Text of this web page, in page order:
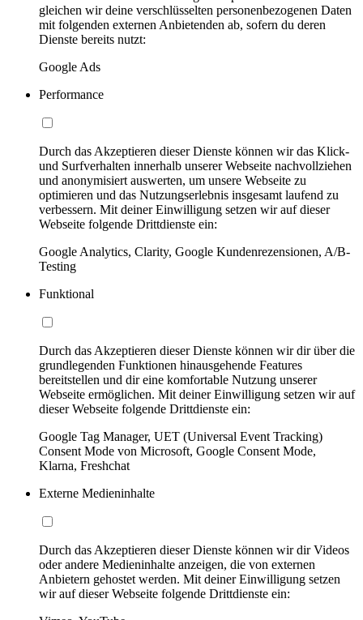
gleichen wir deine verschlüsselten personenbezogenen Daten
mit folgenden externen Anbietenden ab, sofern du deren
Dienste bereits nutzt:
Google Ads
Performance
Durch das Akzeptieren dieser Dienste können wir das Klick-
und Surfverhalten innerhalb unserer Webseite nachvollziehen
und anonymisiert auswerten, um unsere Webseite zu
optimieren und das Nutzungserlebnis insgesamt laufend zu
verbessern. Mit deiner Einwilligung setzen wir auf dieser
Webseite folgende Drittdienste ein:
Google Analytics, Clarity, Google Kundenrezensionen, A/B-
Testing
Funktional
Durch das Akzeptieren dieser Dienste können wir dir über die
grundlegenden Funktionen hinausgehende Features
bereitstellen und dir eine komfortable Nutzung unserer
Webseite ermöglichen. Mit deiner Einwilligung setzen wir auf
dieser Webseite folgende Drittdienste ein:
Google Tag Manager, UET (Universal Event Tracking)
Consent Mode von Microsoft, Google Consent Mode,
Klarna, Freshchat
Externe Medieninhalte
Durch das Akzeptieren dieser Dienste können wir dir Videos
oder andere Medieninhalte anzeigen, die von externen
Anbietern gehostet werden. Mit deiner Einwilligung setzen
wir auf dieser Webseite folgende Drittdienste ein: